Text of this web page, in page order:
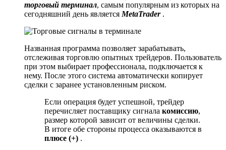
торговый терминал, самым популярным из которых на
сегодняшний день является MetaTrader.
Названная программа позволяет зарабатывать,
отслеживая торговлю опытных трейдеров. Пользователь
при этом выбирает профессионала, подключается к
нему. После этого система автоматически копирует
сделки с заранее установленным риском.
Если операция будет успешной, трейдер
перечисляет поставщику сигнала комиссию,
размер которой зависит от величины сделки.
В итоге обе стороны процесса оказываются в
плюсе (+) .